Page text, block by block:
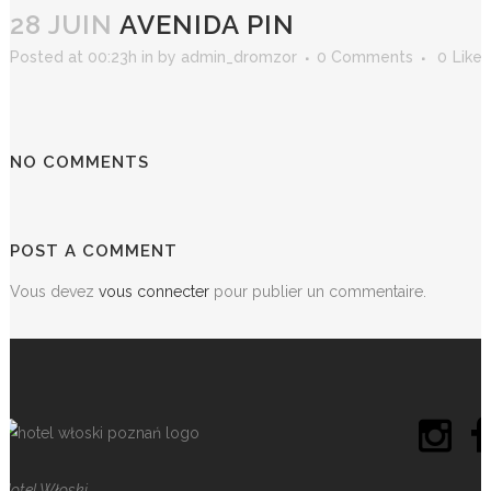
28 JUIN AVENIDA PIN
Posted at 00:23h in by admin_dromzor 0 Comments 0 Likes
NO COMMENTS
POST A COMMENT
Vous devez vous connecterpour publier un commentaire.